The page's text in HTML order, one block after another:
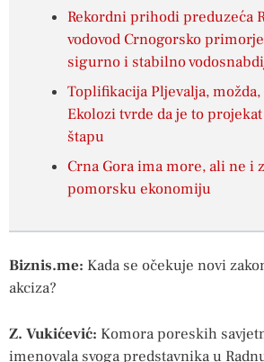
Rekordni prihodi preduzeća
vodovod Crnogorsko
sigurno i stabilno
Toplifikacija Pljevalja, možda,
Ekolozi tvrde da je to
štapu
Crna Gora ima more, ali ne i
pomorsku ekonomiju
Biznis.me: Kada se očekuje novi
akciza?
Z. Vukićević: Komora poreskih
imenovala svoga predstavnika u